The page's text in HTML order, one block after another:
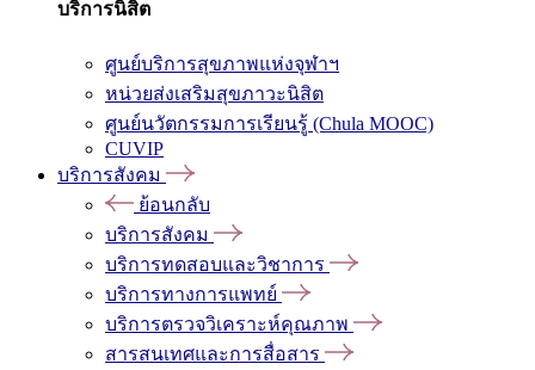
บริการนิสิต
ศูนย์บริการสุขภาพแห่งจุฬาฯ
หน่วยส่งเสริมสุขภาวะนิสิต
ศูนย์นวัตกรรมการเรียนรู้ (Chula MOOC)
CUVIP
บริการสังคม
ย้อนกลับ
บริการสังคม
บริการทดสอบและวิชาการ
บริการทางการแพทย์
บริการตรวจวิเคราะห์คุณภาพ
สารสนเทศและการสื่อสาร